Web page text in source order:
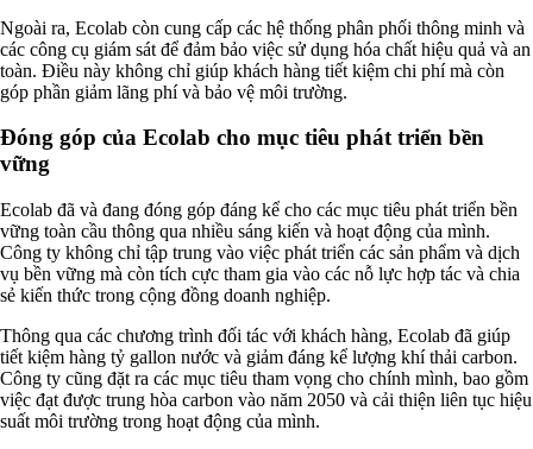
Ngoài ra, Ecolab còn cung cấp các hệ thống phân phối thông minh và
các công cụ giám sát để đảm bảo việc sử dụng hóa chất hiệu quả và an
toàn. Điều này không chỉ giúp khách hàng tiết kiệm chi phí mà còn
góp phần giảm lãng phí và bảo vệ môi trường.
Đóng góp của Ecolab cho mục tiêu phát triển bền
vững
Ecolab đã và đang đóng góp đáng kể cho các mục tiêu phát triển bền
vững toàn cầu thông qua nhiều sáng kiến và hoạt động của mình.
Công ty không chỉ tập trung vào việc phát triển các sản phẩm và dịch
vụ bền vững mà còn tích cực tham gia vào các nỗ lực hợp tác và chia
sẻ kiến thức trong cộng đồng doanh nghiệp.
Thông qua các chương trình đối tác với khách hàng, Ecolab đã giúp
tiết kiệm hàng tỷ gallon nước và giảm đáng kể lượng khí thải carbon.
Công ty cũng đặt ra các mục tiêu tham vọng cho chính mình, bao gồm
việc đạt được trung hòa carbon vào năm 2050 và cải thiện liên tục hiệu
suất môi trường trong hoạt động của mình.